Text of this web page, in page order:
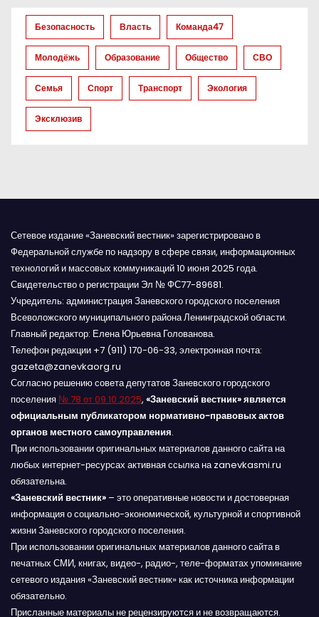
з
а
п
и
с
м
Безопасность Власть Команда47
Молодёжь Образование Общество СВО
Семья Спорт Транспорт Экология
Эксклюзив
Сетевое издание «Заневский вестник» зарегистрировано в
Федеральной службе по надзору в сфере связи, информационных
технологий и массовых коммуникаций 10 июня 2025 года.
Свидетельство о регистрации Эл № ФС77-89681.
Учредитель: администрация Заневского городского поселения
Всеволожского муниципального района Ленинградской области.
Главный редактор: Елена Юрьевна Голованова.
Телефон редакции +7 (911) 170-06-33, электронная почта:
gazeta@zanevkaorg.ru
Согласно решению совета депутатов Заневского городского
поселения № 78 от 09.10.2025, «Заневский вестник» является
официальным публикатором нормативно-правовых актов
органов местного самоуправления.
При использовании оригинальных материалов данного сайта на
любых интернет-ресурсах активная ссылка на zanevkasmi.ru
обязательна.
«Заневский вестник» – это оперативные новости и достоверная
информация о социально-экономической, культурной и спортивной
жизни Заневского городского поселения.
При использовании оригинальных материалов данного сайта в
печатных СМИ, книгах, видео-, радио-, теле-форматах упоминание
сетевого издания «Заневский вестник» как источника информации
обязательно.
Присланные материалы не рецензируются и не возвращаются.